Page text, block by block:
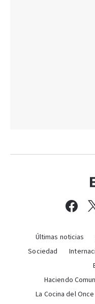
Últimas noticias
Sociedad
Haciendo
La Cocina del Once